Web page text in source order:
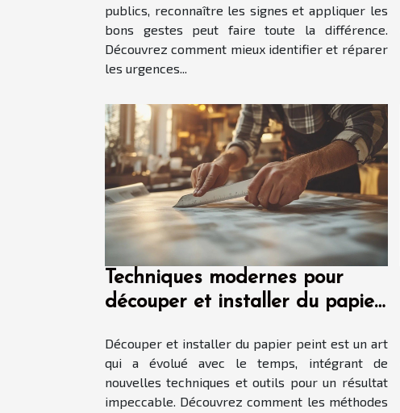
publics, reconnaître les signes et appliquer les
bons gestes peut faire toute la différence.
Découvrez comment mieux identifier et réparer
les urgences...
Techniques modernes pour
découper et installer du papier
Découper et installer du papier peint est un art
qui a évolué avec le temps, intégrant de
nouvelles techniques et outils pour un résultat
impeccable. Découvrez comment les méthodes